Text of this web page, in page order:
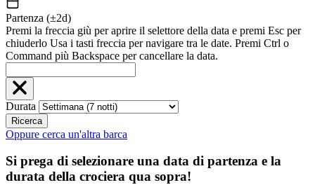
Partenza (±2d)
Premi la freccia giù per aprire il selettore della data e premi Esc per
chiuderlo Usa i tasti freccia per navigare tra le date. Premi Ctrl o
Command più Backspace per cancellare la data.
Durata
Ricerca
Oppure cerca un'altra barca
Si prega di selezionare una data di partenza e la
durata della crociera qua sopra!